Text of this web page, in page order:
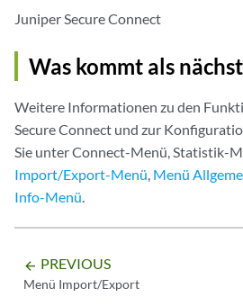
Juniper Secure Connect
Was kommt als
Weitere Informationen zu den
Secure Connect und zur
Sie unter Connect-Menü, Statistik-
Import/Export-Menü, Menü
Info-Menü.
arrow_backward PREVIOUS
Menü Import/Export